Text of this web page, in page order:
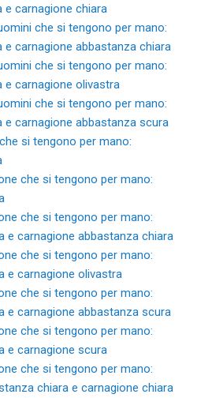
e carnagione chiara
che si tengono per mano:
e carnagione abbastanza chiara
che si tengono per mano:
e carnagione olivastra
che si tengono per mano:
e carnagione abbastanza scura
si tengono per mano:
che si tengono per mano:
che si tengono per mano:
e carnagione abbastanza chiara
che si tengono per mano:
e carnagione olivastra
che si tengono per mano:
e carnagione abbastanza scura
che si tengono per mano:
e carnagione scura
che si tengono per mano:
chiara e carnagione chiara